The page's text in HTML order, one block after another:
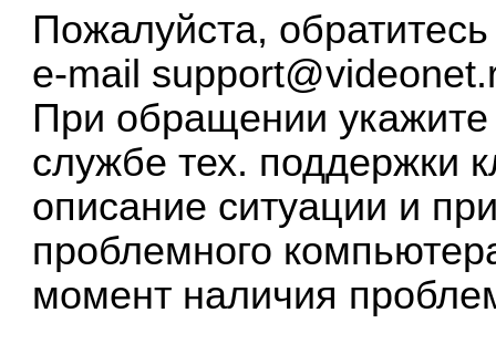
Пожалуйста,
e-mail
При обращении укажите
службе тех. поддержки
описание ситуации и
проблемного
момент наличия